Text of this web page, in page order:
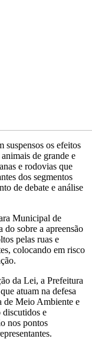
suspensos os efeitos
de grande e
e rodovias que
dos segmentos
de debate e análise
Municipal de
do sobre a apreensão
pelas ruas e
colocando em risco
da Lei, a Prefeitura
atuam na defesa
de Meio Ambiente e
e
nos pontos